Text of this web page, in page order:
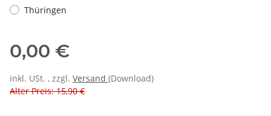
Thüringen
0,00 €
inkl. USt. , zzgl. Versand (Download)
Alter Preis: 15,90 €